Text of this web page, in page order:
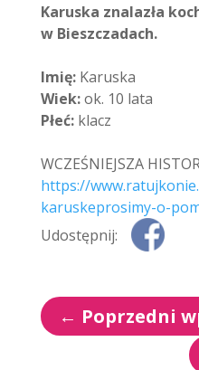
Karuska znalazła
w Bieszczadach.
Imię:Karuska
Wiek:ok. 10 lata
Płeć:klacz
WCZEŚNIEJSZA
https://
karuskeprosimy-o-
Udostępnij:
← Poprzedni